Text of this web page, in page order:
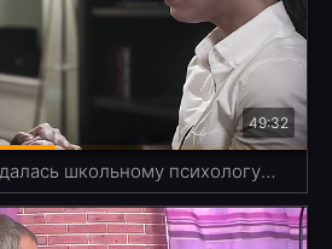
49:32
Малышка Джейми отдалась школьному психологу из-за абьюза в семье